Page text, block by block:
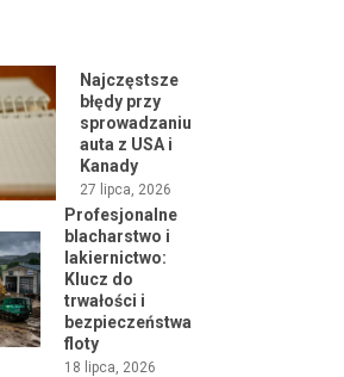
Najczęstsze
błędy przy
sprowadzaniu
auta z USA i
Kanady
27 lipca, 2026
Profesjonalne
blacharstwo i
lakiernictwo:
Klucz do
trwałości i
bezpieczeństwa
floty
18 lipca, 2026